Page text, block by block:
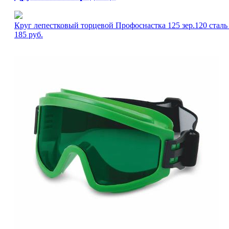
Круг лепестковый торцевой Профоснастка 125 зер.120
185 руб.